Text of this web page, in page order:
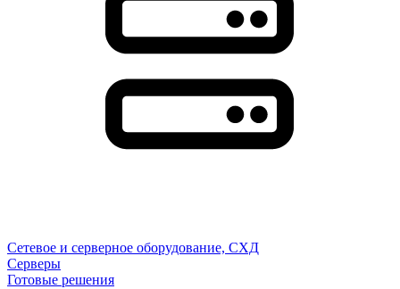
Сетевое и серверное оборудование, СХД
Cерверы
Готовые решения